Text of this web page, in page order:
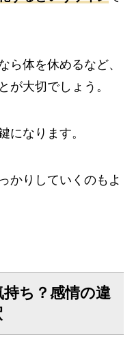
ら体を休めるなど、
が大切でしょう。
になります。
かりしていくのもよ
ち？感情の違